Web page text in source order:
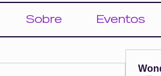
Sobre Eventos